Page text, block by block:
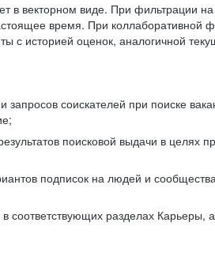
векторном виде. При фильтрации
время. При коллаборативной
с историей оценок, аналогичной
соискателей при поиске
поисковой выдачи в целях
подписок на людей и
соответствующих разделах